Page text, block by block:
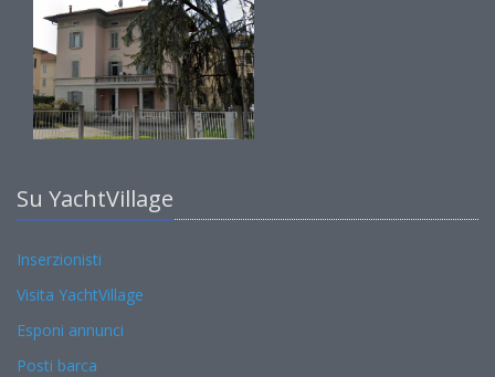
Su YachtVillage
Inserzionisti
Visita YachtVillage
Esponi annunci
Posti barca